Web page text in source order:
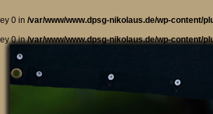
0 in /var/www/www.dpsg-nikolaus.de/wp-content/
0 in/var/www/www.dpsg-nikolaus.de/wp-content/